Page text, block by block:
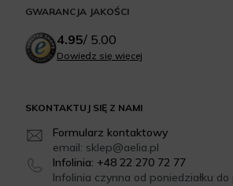
SKONTAKTUJ SIĘ Z NAMI
Formularz kontaktowy
email: sklep@aelia.pl
Infolinia: +48 22 270 72 77
Infolinia czynna od poniedziałku
GWARANCJA JAKOŚCI
4.95/ 5.00
Dowiedz się więcej